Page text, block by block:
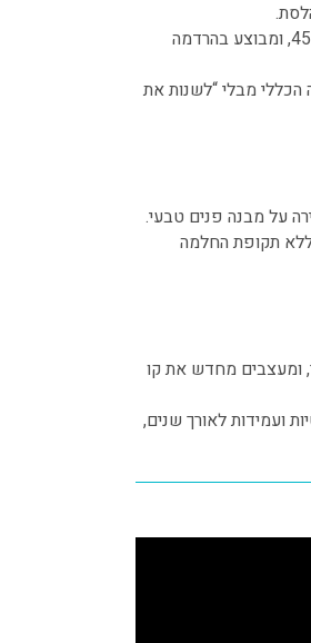
הניתוח מתאים לנשים וגברים בתחילת תהליך ההזדקנות, בדרך כלל בגילאי 35–45, ומבוצע בהרדמה
מבלי “לשנות את
על מבנה פנים טבעי.
ללא תקופת החלמה
ומעצבים מחדש את קו
ועמידות לאורך שנים,